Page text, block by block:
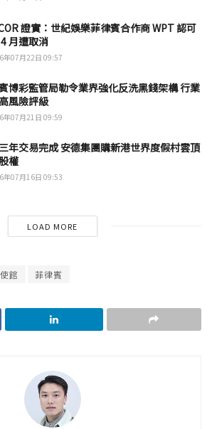
證實：世紀娛樂菲律賓合作商 WPT 認可
月遭取消
年07月22日 09:57
博彩監管局勒令業界強化反洗黑錢架構 行業
風險評級
年07月21日 09:59
年交易完成 安德集團購新港世界度假村雲頂
權
年07月16日 09:53
LOAD MORE
館 菲律賓